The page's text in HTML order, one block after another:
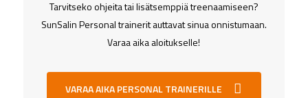
Tarvitseko ohjeita tai lisätsemppiä treenaamiseen?
SunSalin Personal trainerit auttavat sinua onnistumaan.
Varaa aika aloitukselle!
VARAA AIKA PERSONAL TRAINERILLE